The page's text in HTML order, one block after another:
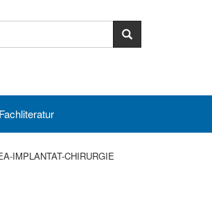
Fachliteratur
IMPLANTAT-CHIRURGIE